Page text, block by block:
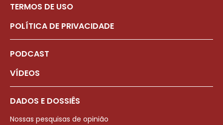
TERMOS DE USO
POLÍTICA DE PRIVACIDADE
PODCAST
VÍDEOS
DADOS E DOSSIÊS
Nossas pesquisas de opinião